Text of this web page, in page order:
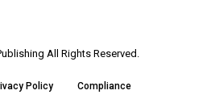
All Rights Reserved.
Policy
Compliance